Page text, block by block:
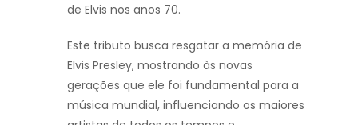
de Elvis nos anos 70.
Este tributo busca resgatar a memória de
Elvis Presley, mostrando às novas
gerações que ele foi fundamental para a
música mundial, influenciando os maiores